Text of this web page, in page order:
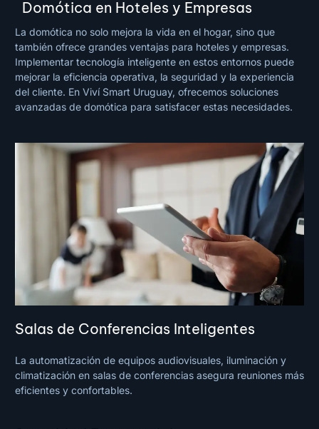
Domótica en Hoteles y Empresas
La domótica no solo mejora la vida en el hogar, sino que
también ofrece grandes ventajas para hoteles y empresas.
Implementar tecnología inteligente en estos entornos puede
mejorar la eficiencia operativa, la seguridad y la experiencia
del cliente. En Viví Smart Uruguay, ofrecemos soluciones
avanzadas de domótica para satisfacer estas necesidades.
Salas de Conferencias Inteligentes
La automatización de equipos audiovisuales, iluminación y
climatización en salas de conferencias asegura reuniones más
eficientes y confortables.